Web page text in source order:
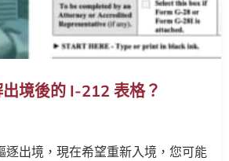
境後的 I-212 表格？
逐出境，現在希望重新入境，您可能